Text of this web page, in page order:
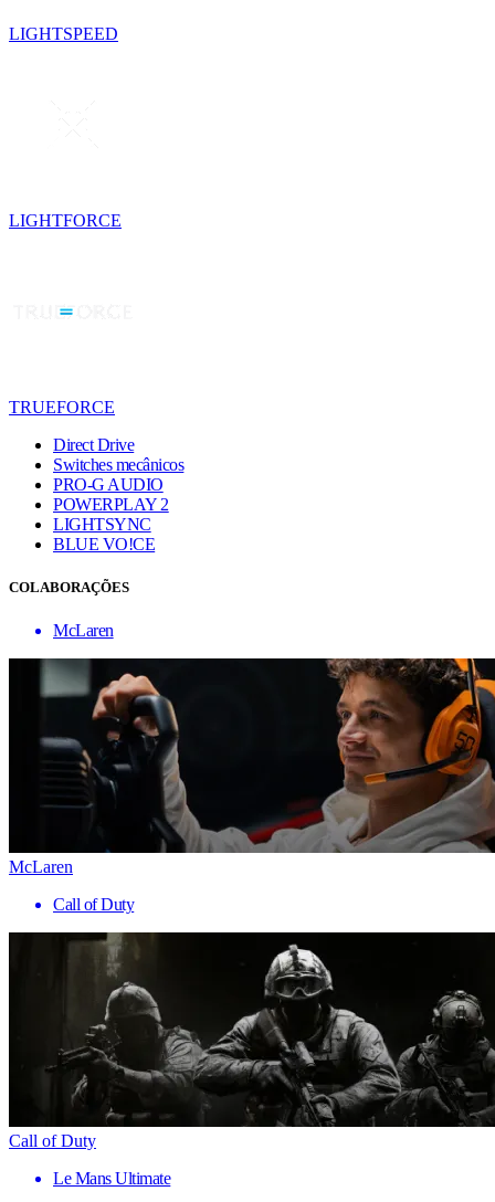
LIGHTSPEED
LIGHTFORCE
TRUEFORCE
Direct Drive
Switches mecânicos
PRO-G AUDIO
POWERPLAY 2
LIGHTSYNC
BLUE VO!CE
COLABORAÇÕES
McLaren
McLaren
Call of Duty
Call of Duty
Le Mans Ultimate